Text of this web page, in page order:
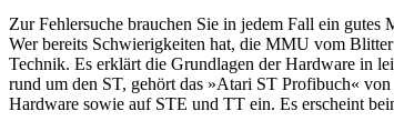
Zur Fehlersuche brauchen Sie in jedem Fall ein
Wer bereits Schwierigkeiten hat, die MMU vom
Technik. Es erklärt die Grundlagen der Hardware in
rund um den ST, gehört das »Atari ST Profibuch«
Hardware sowie auf STE und TT ein. Es erscheint